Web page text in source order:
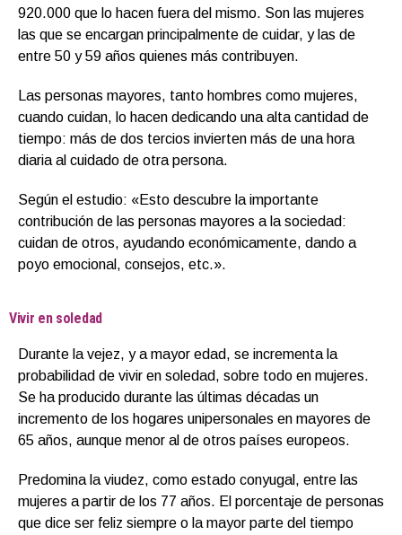
920.000 que lo hacen fuera del mismo. Son las mujeres
las que se encargan principalmente de cuidar, y las de
entre 50 y 59 años quienes más contribuyen.
Las personas mayores, tanto hombres como mujeres,
cuando cuidan, lo hacen dedicando una alta cantidad de
tiempo: más de dos tercios invierten más de una hora
diaria al cuidado de otra persona.
Según el estudio: «Esto descubre la importante
contribución de las personas mayores a la sociedad:
cuidan de otros, ayudando económicamente, dando a
poyo emocional, consejos, etc.».
Vivir en soledad
Durante la vejez, y a mayor edad, se incrementa la
probabilidad de vivir en soledad, sobre todo en mujeres.
Se ha producido durante las últimas décadas un
incremento de los hogares unipersonales en mayores de
65 años, aunque menor al de otros países europeos.
Predomina la viudez, como estado conyugal, entre las
mujeres a partir de los 77 años. El porcentaje de personas
que dice ser feliz siempre o la mayor parte del tiempo